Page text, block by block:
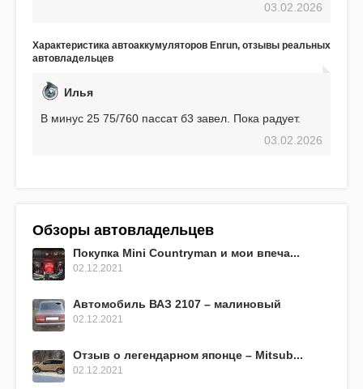
использования не было ни единой поломки,
EFB 75. Судя по характеристикам, он даже
превосходит предыдущую модель.
03.02.2026
Характеристика автоаккумуляторов Enrun, отзывы реальных
автовладельцев
Илья
В минус 25 75/760 пассат б3 завел. Пока радует.
03.02.2026
Обзоры автовладельцев
Покупка Mini Countryman и мои впеча...
02.12.2021
Автомобиль ВАЗ 2107 – малиновый
02.12.2021
Отзыв о легендарном японце – Mitsub...
02.12.2021